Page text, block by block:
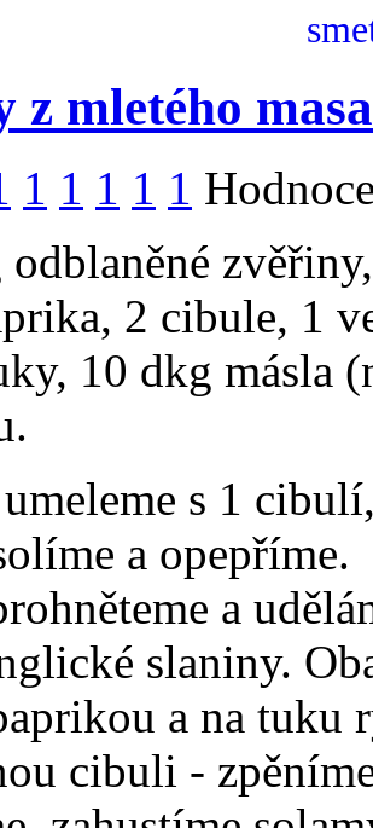
z mletého masa
1 1 1 1 1
2 cibule, 1
10 dkg másla
s 1
a opepříme.
a
slaniny.
a na tuku
cibuli -